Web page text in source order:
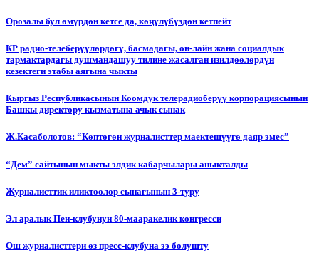
Орозалы бул өмүрдөн кетсе да, көңүлүбүздөн кетпейт
КР радио-телеберүүлөрдөгү, басмадагы, он-лайн жана социалдык
тармактардагы душмандашуу тилине жасалган изилдөөлөрдүн
кезектеги этабы аягына чыкты
Кыргыз Республикасынын Коомдук телерадиоберүү корпорациясынын
Башкы директору кызматына ачык сынак
Ж.Касаболотов: “Көптөгөн журналисттер маектешүүгө даяр эмес”
“Дем” сайтынын мыкты элдик кабарчылары аныкталды
Журналисттик иликтөөлөр сынагынын 3-туру
Эл аралык Пен-клубунун 80-мааракелик конгресси
Ош журналисттери өз пресс-клубуна ээ болушту